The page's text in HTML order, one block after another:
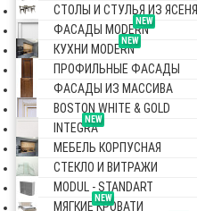
СТОЛЫ И СТУЛЬЯ ИЗ ЯСЕНЯ
NEW
ФАСАДЫ MODERN
NEW
КУХНИ MODERN
ПРОФИЛЬНЫЕ ФАСАДЫ
ФАСАДЫ ИЗ МАССИВА
BOSTON WHITE & GOLD
NEW
INTEGRA
МЕБЕЛЬ КОРПУСНАЯ
СТЕКЛО И ВИТРАЖИ
MODUL - STANDART
NEW
МЯГКИЕ КРОВАТИ